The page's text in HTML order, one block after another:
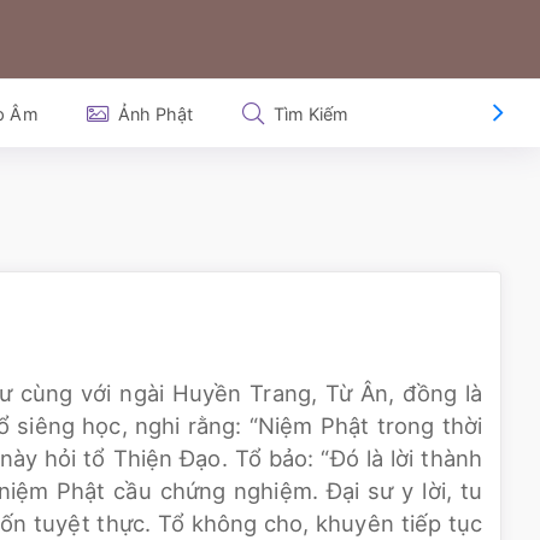
Âm Ảnh Phật Tìm Kiếm
với ngài Huyền Trang, Từ Ân, đồng là
học, nghi rằng: “Niệm Phật trong thời
hỏi tổ Thiện Đạo. Tổ bảo: “Đó là lời thành
Phật cầu chứng nghiệm. Đại sư y lời, tu
tuyệt thực. Tổ không cho, khuyên tiếp tục